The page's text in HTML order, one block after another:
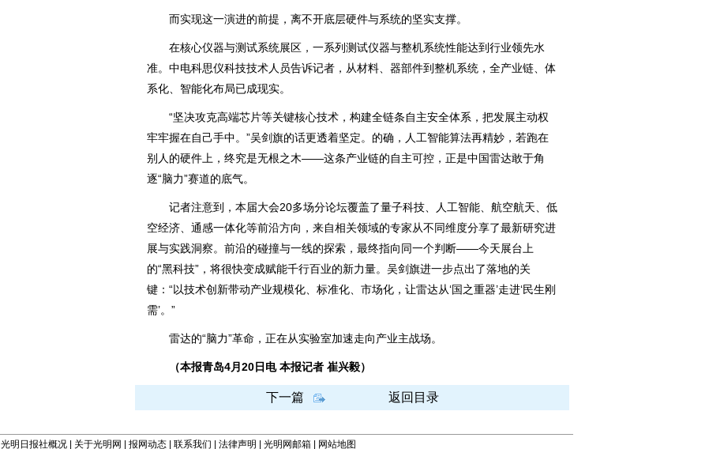
而实现这一演进的前提，离不开底层硬件与系统的坚实支撑。
在核心仪器与测试系统展区，一系列测试仪器与整机系统性能达到行业领先水
准。中电科思仪科技技术人员告诉记者，从材料、器部件到整机系统，全产业链、体
系化、智能化布局已成现实。
“坚决攻克高端芯片等关键核心技术，构建全链条自主安全体系，把发展主动权
牢牢握在自己手中。”吴剑旗的话更透着坚定。的确，人工智能算法再精妙，若跑在
别人的硬件上，终究是无根之木——这条产业链的自主可控，正是中国雷达敢于角
逐“脑力”赛道的底气。
记者注意到，本届大会20多场分论坛覆盖了量子科技、人工智能、航空航天、低
空经济、通感一体化等前沿方向，来自相关领域的专家从不同维度分享了最新研究进
展与实践洞察。前沿的碰撞与一线的探索，最终指向同一个判断——今天展台上
的“黑科技”，将很快变成赋能千行百业的新力量。吴剑旗进一步点出了落地的关
键：“以技术创新带动产业规模化、标准化、市场化，让雷达从‘国之重器’走进‘民生刚
需’。”
雷达的“脑力”革命，正在从实验室加速走向产业主战场。
（本报青岛4月20日电 本报记者 崔兴毅）
下一篇 返回目录
光明日报社概况 | 关于光明网 | 报网动态 | 联系我们 | 法律声明 | 光明网邮箱 | 网站地图